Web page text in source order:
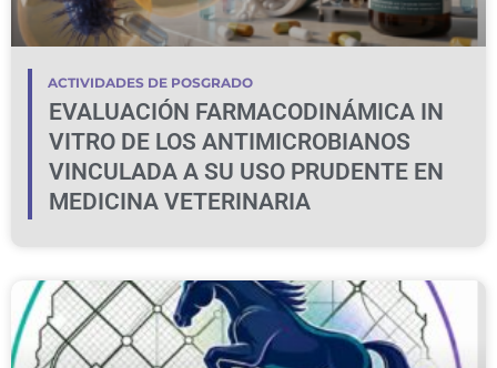
ACTIVIDADES DE POSGRADO
EVALUACIÓN FARMACODINÁMICA IN
VITRO DE LOS ANTIMICROBIANOS
VINCULADA A SU USO PRUDENTE EN
MEDICINA VETERINARIA